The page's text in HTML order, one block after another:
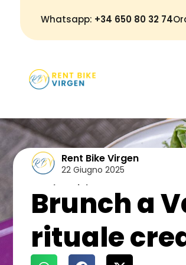
Whatsapp: +34 650 80 32 74
Rent Bike Virgen
22 Giugno 2025
Food e Drink
Brunch a
rituale